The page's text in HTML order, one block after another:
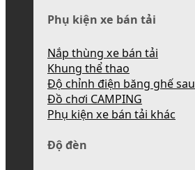
Phụ kiện xe bán tải
Nắp thùng xe bán tải
Khung thể thao
Độ chỉnh điện băng ghế sau
Đồ chơi CAMPING
Phụ kiện xe bán tải khác
Độ đèn